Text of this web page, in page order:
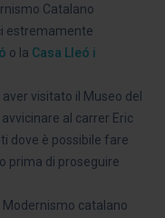
Catalano
estremamente
o la Casa Lleó i
aver visitato il Museo del
al carrer Eric
dove è possibile fare
prima di proseguire
Modernismo catalano